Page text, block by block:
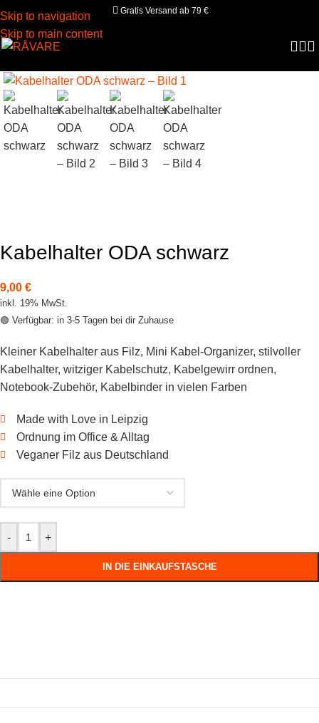
Skip to navigation
Skip to main content
Gratis Versand ab 79 €
Kabelhalter ODA schwarz
9,00 €
inkl. 19% MwSt.
🟢 Verfügbar: in 3-5 Tagen bei dir Zuhause
Kleiner Kabelhalter aus Filz, Mini Kabel-Organizer, stilvoller
Kabelhalter, witziger Kabelschutz, Kabelgewirr ordnen,
Notebook-Zubehör, Kabelbinder in vielen Farben
Made with Love in Leipzig
Ordnung im Office & Alltag
Veganer Filz aus Deutschland
- +
IN DIE EINKAUFSTASCHE